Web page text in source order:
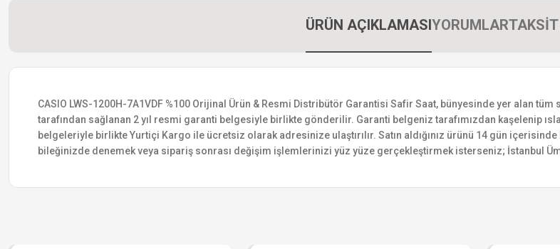
ÜRÜN AÇIKLAMASIYORUMLARTAKSİT
CASIO LWS-1200H-7A1VDF %100 Orijinal Ürün & Resmi Distribütör Garantisi Safir Saat, bünyesinde yer alan
tarafından sağlanan 2 yıl resmi garanti belgesiyle birlikte gönderilir. Garanti belgeniz tarafımızdan kaşelenip
belgeleriyle birlikte Yurtiçi Kargo ile ücretsiz olarak adresinize ulaştırılır. Satın aldığınız ürünü 14 gün
bileğinizde denemek veya sipariş sonrası değişim işlemlerinizi yüz yüze gerçekleştirmek isterseniz; İstanbul